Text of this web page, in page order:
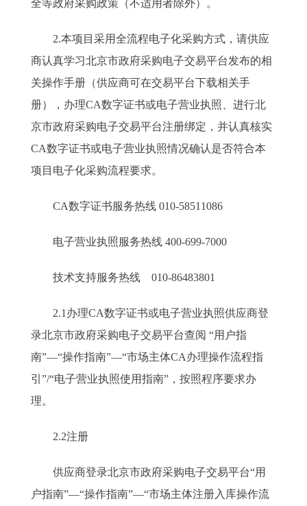
全等政府采购政策（不适用者除外）。
2.本项目采用全流程电子化采购方式，请供应
商认真学习北京市政府采购电子交易平台发布的相
关操作手册（供应商可在交易平台下载相关手
册），办理CA数字证书或电子营业执照、进行北
京市政府采购电子交易平台注册绑定，并认真核实
CA数字证书或电子营业执照情况确认是否符合本
项目电子化采购流程要求。
CA数字证书服务热线 010-58511086
电子营业执照服务热线 400-699-7000
技术支持服务热线 010-86483801
2.1办理CA数字证书或电子营业执照供应商登
录北京市政府采购电子交易平台查阅 “用户指
南”—“操作指南”—“市场主体CA办理操作流程指
引”/“电子营业执照使用指南”，按照程序要求办
理。
2.2注册
供应商登录北京市政府采购电子交易平台“用
户指南”—“操作指南”—“市场主体注册入库操作流